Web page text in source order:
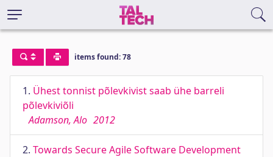
items found: 78
1. Ühest tonnist põlevkivist saab ühe barreli
põlevkiviõli
Adamson, Alo 2012
2. Towards Secure Agile Software Development